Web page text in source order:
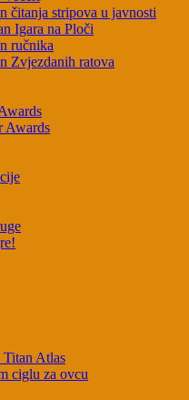
čitanja stripova u javnosti
Igara na Ploči
ručnika
Zvjezdanih ratova
Awards
Atlas
ciglu za ovcu